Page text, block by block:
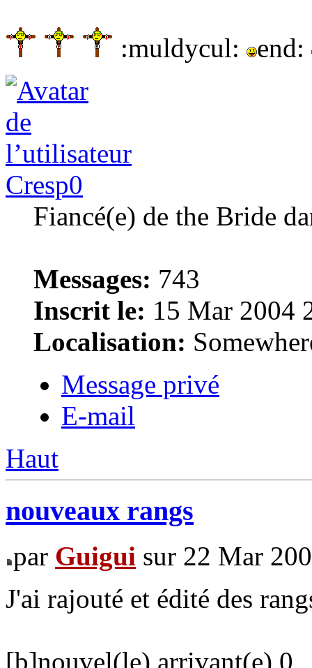
:muldycul: end:
Cresp0
Fiancé(e) de the Bride
Messages: 743
Inscrit le: 15 Mar 2004
Localisation:
Message privé
E-mail
Haut
nouveaux rangs
par Guigui sur 22 Mar
J'ai rajouté et édité des
[b]nouvel(le) arrivant(e) 0